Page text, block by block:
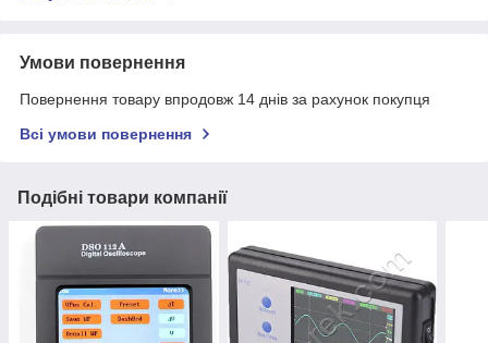
Умови повернення
Повернення товару впродовж 14 днів за рахунок покупця
Всі умови повернення
Подібні товари компанії